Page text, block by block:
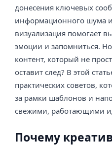
донесения ключевых
информационного шума
визуализация помогает
эмоции и запомниться. Но
контент, который не
оставит след? В этой
практических советов,
за рамки шаблонов и
свежими, работающими
Почему